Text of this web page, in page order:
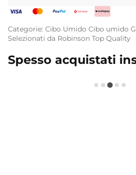
Categorie: Cibo Umido Cibo umido
Selezionati da Robinson Top Quality
Spesso acquistati